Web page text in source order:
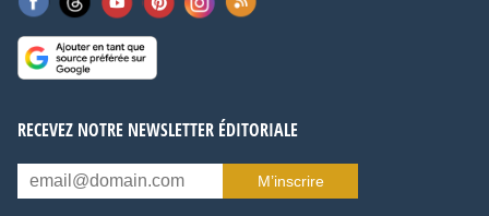
RECEVEZ NOTRE NEWSLETTER ÉDITORIALE
M’inscrire